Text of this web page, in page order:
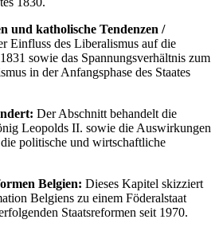
und katholische Tendenzen /
Einfluss des Liberalismus auf die
sowie das Spannungsverhältnis zum
in der Anfangsphase des Staates
Der Abschnitt behandelt die
Leopolds II. sowie die Auswirkungen
politische und wirtschaftliche
Belgien: Dieses Kapitel skizziert
Belgiens zu einem Föderalstaat
Staatsreformen seit 1970.